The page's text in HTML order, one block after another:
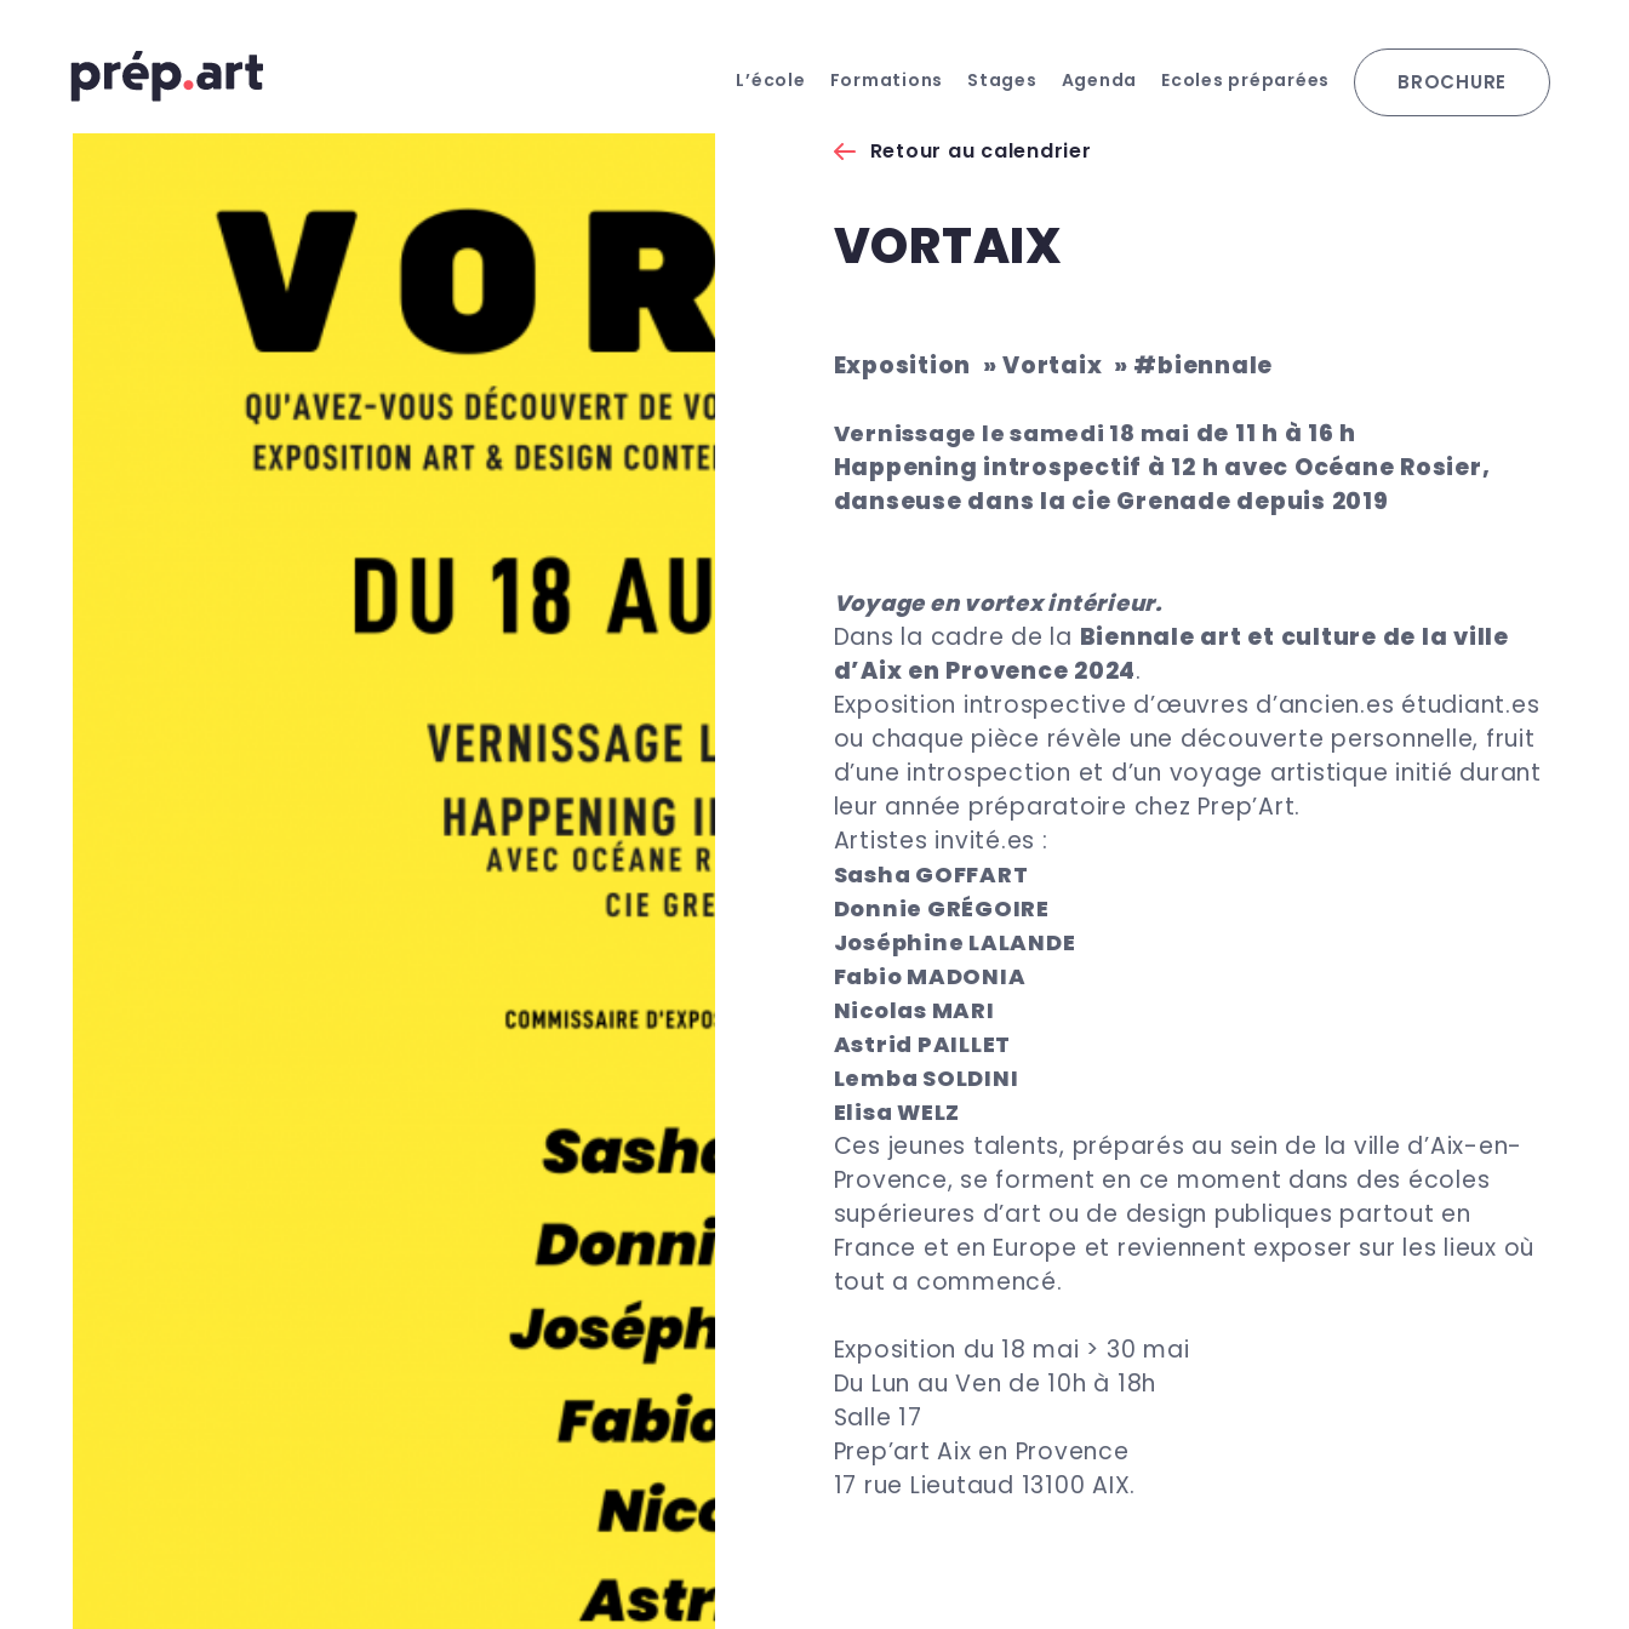
L’école Formations Stages Agenda Ecoles préparées BROCHURE
Retour au calendrier
VORTAIX
Exposition » Vortaix » #biennale
Vernissage le samedi 18 mai de 11 h à 16 h
Happening introspectif à 12 h avec Océane Rosier,
danseuse dans la cie Grenade depuis 2019
Voyage en vortex intérieur.
Dans la cadre de la Biennale art et culture de la ville
d’Aix en Provence 2024.
Exposition introspective d’œuvres d’ancien.es étudiant.es
ou chaque pièce révèle une découverte personnelle, fruit
d’une introspection et d’un voyage artistique initié durant
leur année préparatoire chez Prep’Art.
Artistes invité.es :
Sasha GOFFART
Donnie GRÉGOIRE
Joséphine LALANDE
Fabio MADONIA
Nicolas MARI
Astrid PAILLET
Lemba SOLDINI
Elisa WELZ
Ces jeunes talents, préparés au sein de la ville d’Aix-en-
Provence, se forment en ce moment dans des écoles
supérieures d’art ou de design publiques partout en
France et en Europe et reviennent exposer sur les lieux où
tout a commencé.
Exposition du 18 mai > 30 mai
Du Lun au Ven de 10h à 18h
Salle 17
Prep’art Aix en Provence
17 rue Lieutaud 13100 AIX.